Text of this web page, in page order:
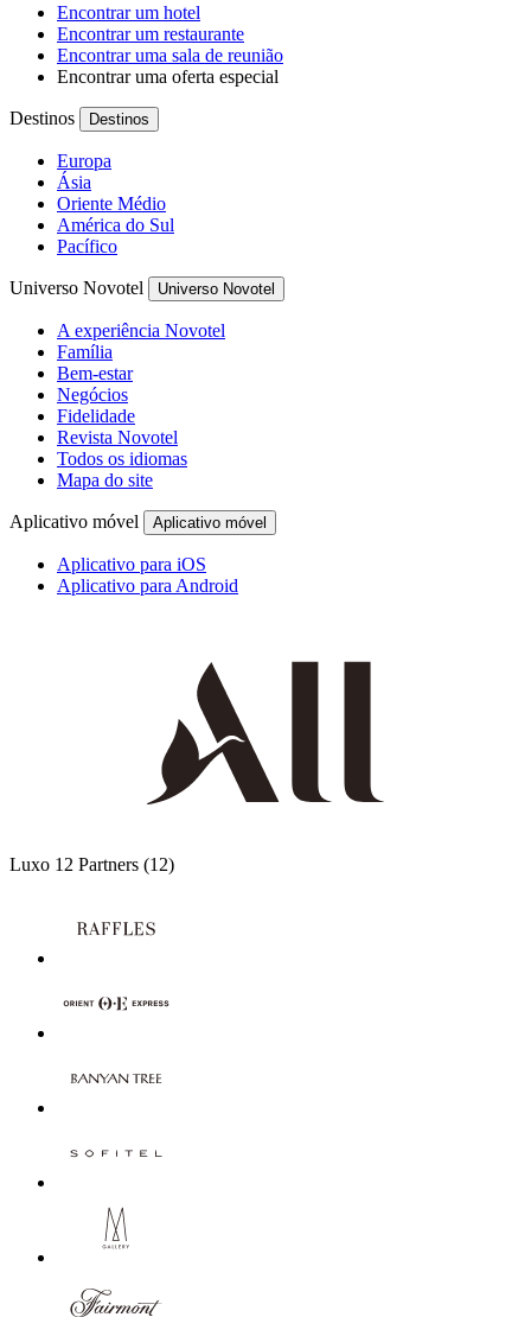
Encontrar um hotel
Encontrar um restaurante
Encontrar uma sala de reunião
Encontrar uma oferta especial
Destinos Destinos
Europa
Ásia
Oriente Médio
América do Sul
Pacífico
Universo Novotel Universo Novotel
A experiência Novotel
Família
Bem-estar
Negócios
Fidelidade
Revista Novotel
Todos os idiomas
Mapa do site
Aplicativo móvel Aplicativo móvel
Aplicativo para iOS
Aplicativo para Android
Luxo 12 Partners (12)